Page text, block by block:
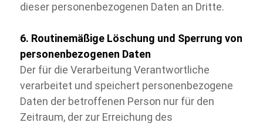
dieser personenbezogenen Daten an Dritte.
6. Routinemäßige Löschung und Sperrung von
personenbezogenen Daten
Der für die Verarbeitung Verantwortliche
verarbeitet und speichert personenbezogene
Daten der betroffenen Person nur für den
Zeitraum, der zur Erreichung des